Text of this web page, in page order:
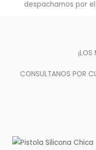
despachamos por
CONSULTANOS POR